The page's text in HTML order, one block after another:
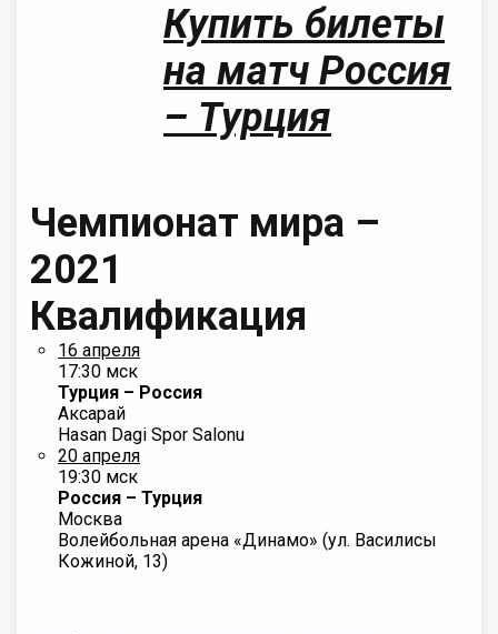
Купить билеты
на матч Россия
– Турция
Чемпионат мира –
2021
Квалификация
16 апреля
17:30 мск
Турция – Россия
Аксарай
Hasan Dagi Spor Salonu
20 апреля
19:30 мск
Россия – Турция
Москва
Волейбольная арена «Динамо» (ул. Василисы
Кожиной, 13)